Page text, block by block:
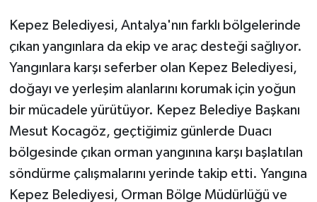
Kepez Belediyesi, Antalya'nın farklı bölgelerinde
çıkan yangınlara da ekip ve araç desteği sağlıyor.
Yangınlara karşı seferber olan Kepez Belediyesi,
doğayı ve yerleşim alanlarını korumak için yoğun
bir mücadele yürütüyor. Kepez Belediye Başkanı
Mesut Kocagöz, geçtiğimiz günlerde Duacı
bölgesinde çıkan orman yangınına karşı başlatılan
söndürme çalışmalarını yerinde takip etti. Yangına
Kepez Belediyesi, Orman Bölge Müdürlüğü ve